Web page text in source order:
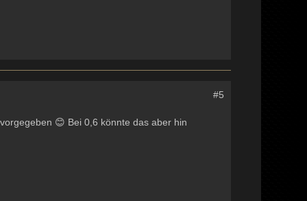
#5
😊 Bei 0,6 könnte das aber hin